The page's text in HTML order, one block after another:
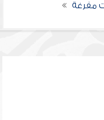
مفرغة